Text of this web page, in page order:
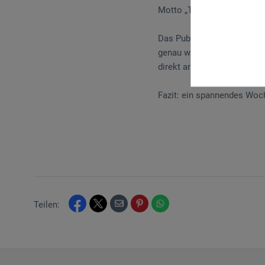
Motto „Think less –
Das Publikum profitierte
genau wissen, welche
direkt am Stand zum
Fazit: ein spannendes
Teilen: